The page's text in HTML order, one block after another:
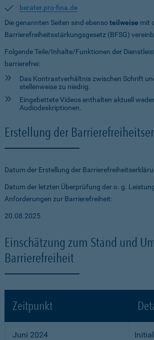
berater.pro-fina.de
Die genannten Seiten sind ebensoteilweise mit
Barrierefreiheitsstärkungsgesetz (BFSG)
Folgende Teile/Inhalte/Funktionen der
barrierefrei:
Das Kontrastverhältnis zwischen Schrift
stellenweise zu niedrig.
Eingebettete Videos enthalten aktuell
Audiodeskriptionen.
Erstellung der
Datum der Erstellung der
Datum der letzten Überprüfung der o. g.
Anforderungen zur Barrierefreiheit:
20.08.2025
Einschätzung zum Stand und
Barrierefreiheit
Zeitpunkt
Juni 2024